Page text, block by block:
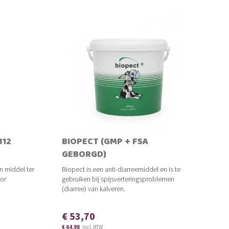
middel ter
BIOPECT (GMP + FSA
GEBORGD)
Biopect is een anti-diarreemiddel en is te
gebruiken bij spijsverteringsproblemen
(diarree) van kalveren.
€ 64,98
€ 53,70